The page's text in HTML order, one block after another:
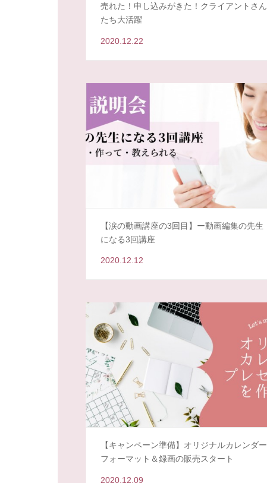
売れた！申し込みがきた！クライアントさん
たち大活躍
2020.12.22
【涙の動画講座の3回目】ー動画編集の先生
になる3回講座
2020.12.12
【キャンペーン準備】オリジナルカレンダー
フォーマット＆録画の販売スタート
2020.12.09